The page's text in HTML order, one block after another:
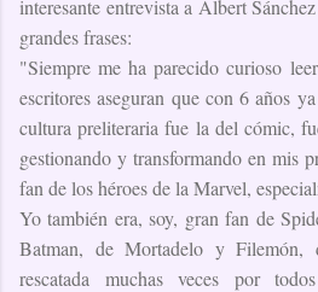
interesante entrevista a Albert
grandes frases:
"Siempre me ha parecido curioso
escritores aseguran que con 6 años
cultura preliteraria fue la del cómic,
gestionando y transformando en mis
fan de los héroes de la Marvel,
Yo también era, soy, gran fan de
Batman, de Mortadelo y Filemón,
rescatada muchas veces por